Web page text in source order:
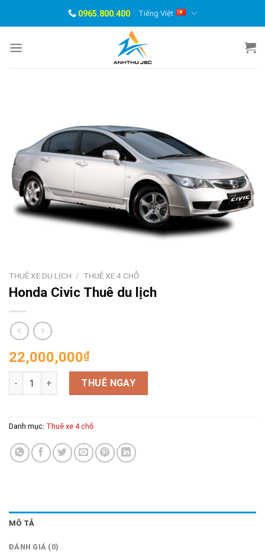
0965.800.400 Tiếng Việt
THUÊ XE DU LỊCH / THUÊ XE 4 CHỖ
Honda Civic Thuê du lịch
22,000,000₫
Honda Civic Thuê du lịch số lượng
THUÊ NGAY
Danh mục: Thuê xe 4 chỗ
MÔ TẢ
ĐÁNH GIÁ (0)